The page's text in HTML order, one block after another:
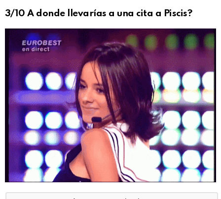
3/10 A donde llevarías a una cita a Piscis?